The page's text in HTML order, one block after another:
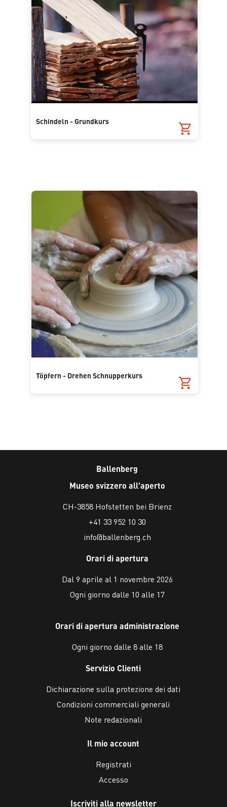
Schindeln - Grundkurs
Töpfern - Drehen Schnupperkurs
Ballenberg
Museo svizzero all'aperto
CH-3858 Hofstetten bei Brienz
+41 33 952 10 30
info@ballenberg.ch
Orari di apertura
Dal 9 aprile al 1 novembre 2026
Ogni giorno dalle 10 alle 17
Orari di apertura administrazione
Ogni giorno dalle 8 alle 18
Servizio Clienti
Dichiarazione sulla protezione dei dati
Condizioni commerciali generali
Note redazionali
Il mio account
Registrati
Accesso
Iscriviti alla newsletter